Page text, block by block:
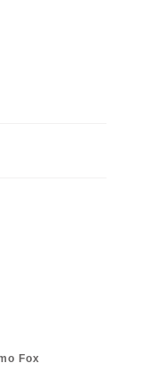
Fox